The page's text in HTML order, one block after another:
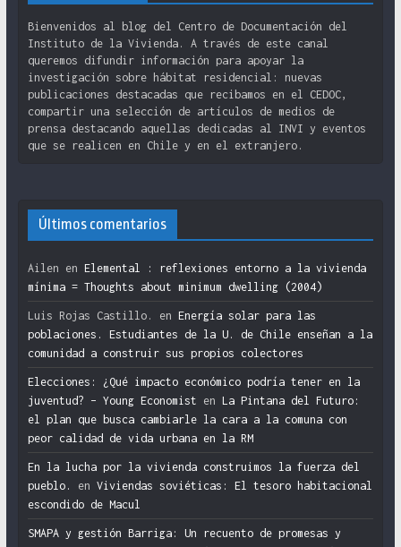
Bienvenidos al blog del Centro de Documentación del
Instituto de la Vivienda. A través de este canal
queremos difundir información para apoyar la
investigación sobre hábitat residencial: nuevas
publicaciones destacadas que recibamos en el CEDOC,
compartir una selección de artículos de medios de
prensa destacando aquellas dedicadas al INVI y eventos
que se realicen en Chile y en el extranjero.
Últimos comentarios
Ailen en Elemental : reflexiones entorno a la vivienda
mínima = Thoughts about minimum dwelling (2004)
Luis Rojas Castillo. en Energía solar para las
poblaciones. Estudiantes de la U. de Chile enseñan a la
comunidad a construir sus propios colectores
Elecciones: ¿Qué impacto económico podría tener en la
juventud? – Young Economist en La Pintana del Futuro:
el plan que busca cambiarle la cara a la comuna con
peor calidad de vida urbana en la RM
En la lucha por la vivienda construimos la fuerza del
pueblo.
en Viviendas soviéticas: El tesoro habitacional
escondido de Macul
SMAPA y gestión Barriga: Un recuento de promesas y